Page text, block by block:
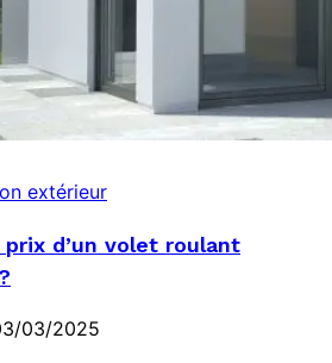
extérieur
d’un volet roulant
03/2025